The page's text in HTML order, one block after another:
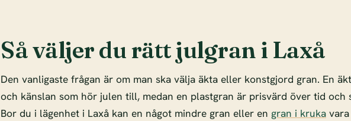
Så väljer du rätt julgran i Laxå
Den vanligaste frågan är om man ska välja äkta eller konstgjord gran. En
och känslan som hör julen till, medan en plastgran är prisvärd över tid och
Bor du i lägenhet i Laxå kan en något mindre gran eller en gran i kruka